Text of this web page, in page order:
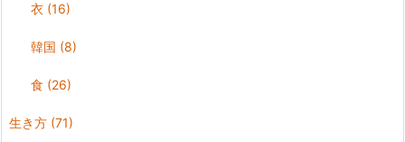
衣 (16)
韓国 (8)
食 (26)
生き方 (71)